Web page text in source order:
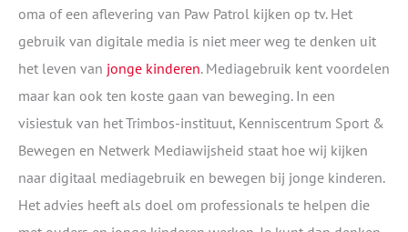
oma of een aflevering van Paw Patrol kijken op tv. Het
gebruik van digitale media is niet meer weg te denken uit
het leven van jonge kinderen. Mediagebruik kent voordelen
maar kan ook ten koste gaan van beweging. In een
visiestuk van het Trimbos-instituut, Kenniscentrum Sport &
Bewegen en Netwerk Mediawijsheid staat hoe wij kijken
naar digitaal mediagebruik en bewegen bij jonge kinderen.
Het advies heeft als doel om professionals te helpen die